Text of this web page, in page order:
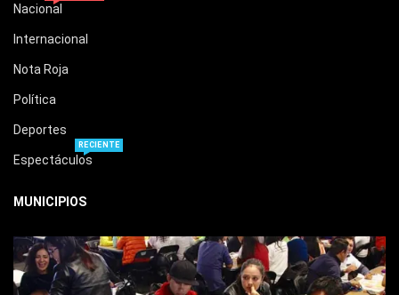
Nacional
Internacional
Nota Roja
Política
Deportes
Espectáculos
RECIENTE
MUNICIPIOS